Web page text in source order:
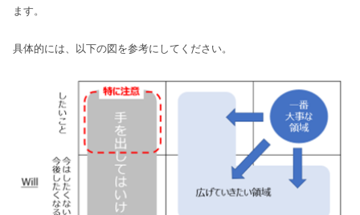
ます。
具体的には、以下の図を参考にしてください。